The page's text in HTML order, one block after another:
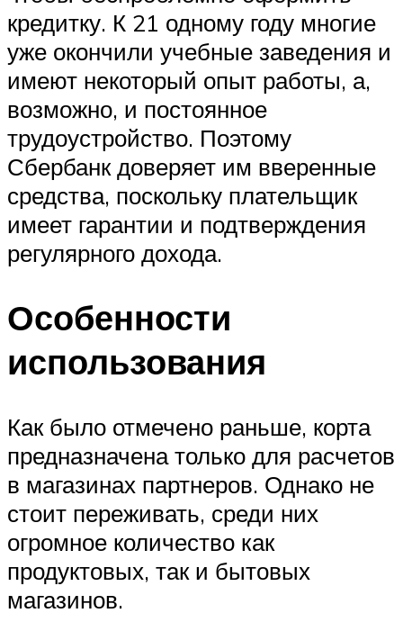
кредитку. К 21 одному году многие
уже окончили учебные заведения и
имеют некоторый опыт работы, а,
возможно, и постоянное
трудоустройство. Поэтому
Сбербанк доверяет им вверенные
средства, поскольку плательщик
имеет гарантии и подтверждения
регулярного дохода.
Особенности
использования
Как было отмечено раньше, корта
предназначена только для расчетов
в магазинах партнеров. Однако не
стоит переживать, среди них
огромное количество как
продуктовых, так и бытовых
магазинов.